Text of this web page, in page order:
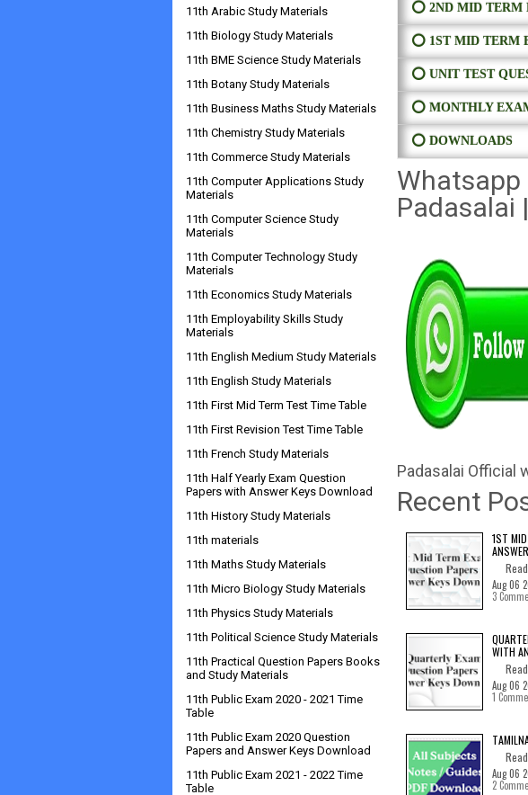
⭕ 2ND MID TERM
⭕ 1ST MID TERM
⭕ UNIT TEST
⭕ MONTHLY
⭕ DOWNLOADS
Whatsapp
Padasalai
Padasalai Official
Recent
1ST
Read
Aug 06
3
WITH
Read
Aug 06
1
Read
Aug 06
2
11th Arabic Study Materials
11th Biology Study Materials
11th BME Science Study Materials
11th Botany Study Materials
11th Business Maths Study Materials
11th Chemistry Study Materials
11th Commerce Study Materials
11th Computer Applications Study
Materials
11th Computer Science Study
Materials
11th Computer Technology Study
Materials
11th Economics Study Materials
11th Employability Skills Study
Materials
11th English Medium Study Materials
11th English Study Materials
11th First Mid Term Test Time Table
11th First Revision Test Time Table
11th French Study Materials
11th Half Yearly Exam Question
Papers with Answer Keys Download
11th History Study Materials
11th materials
11th Maths Study Materials
11th Micro Biology Study Materials
11th Physics Study Materials
11th Political Science Study Materials
11th Practical Question Papers Books
and Study Materials
11th Public Exam 2020 - 2021 Time
Table
11th Public Exam 2020 Question
Papers and Answer Keys Download
11th Public Exam 2021 - 2022 Time
Table